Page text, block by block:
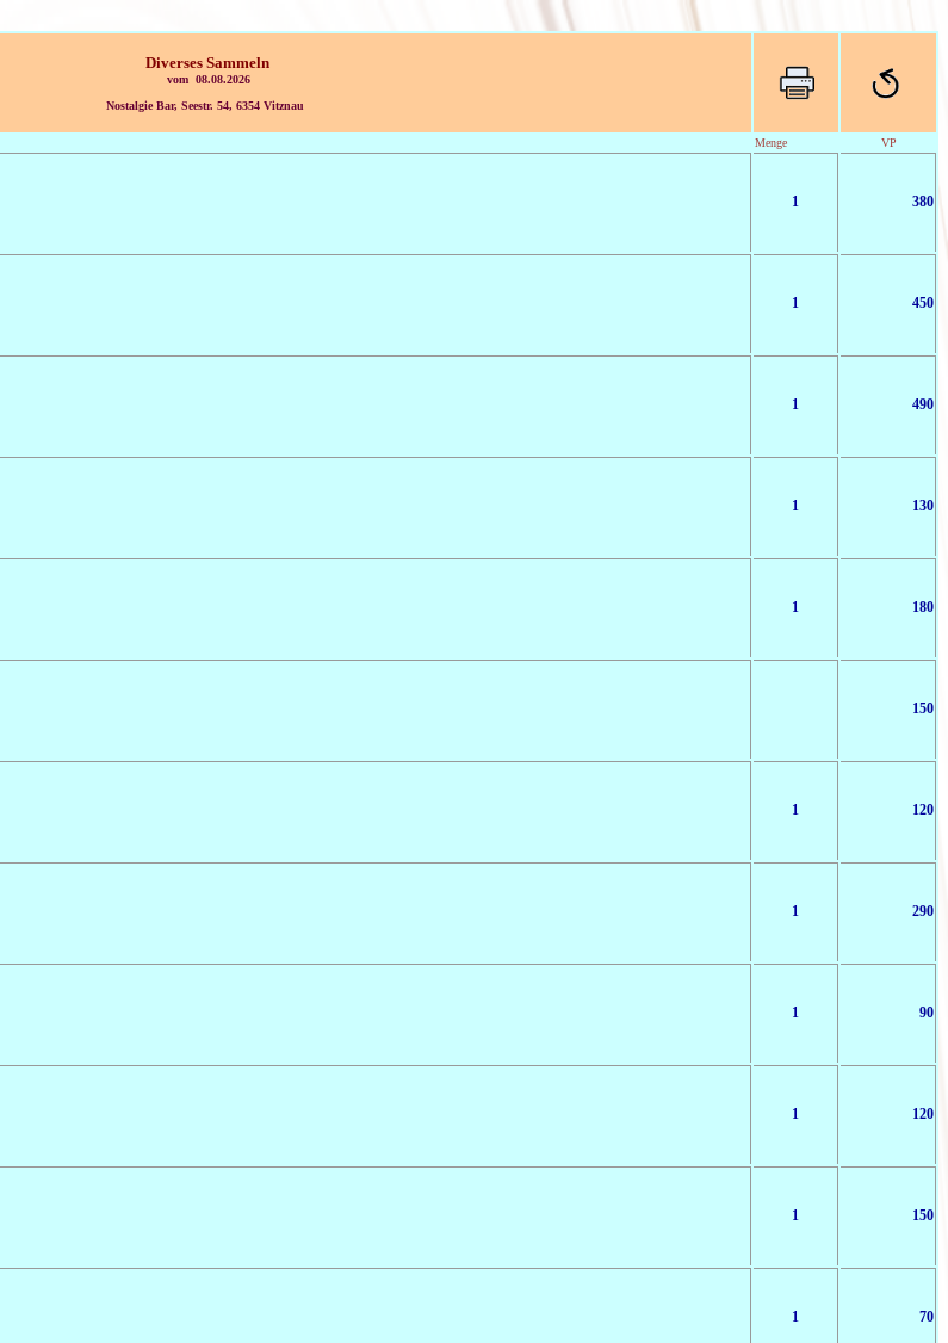
Diverses Sammeln
vom 08.08.2026
Nostalgie Bar, Seestr. 54, 6354 Vitznau
Menge VP
1 380
1 450
1 490
1 130
1 180
150
1 120
1 290
1 90
1 120
1 150
1 70